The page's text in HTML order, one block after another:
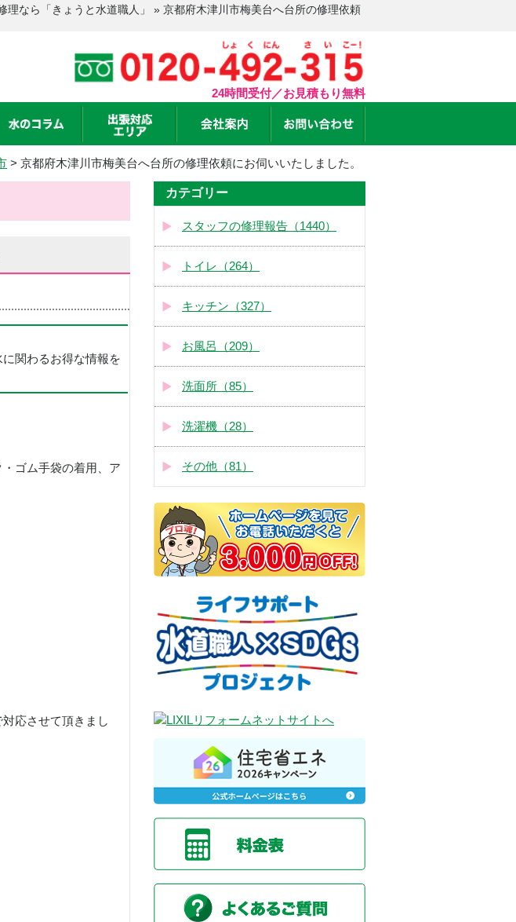
理なら「きょうと水道職人」 » 京都府木津川市梅美台へ台所の修理依頼
24時間受付／お見積もり無料
> 京都府木津川市梅美台へ台所の修理依頼にお伺いいたしました。
関わるお得な情報を
ゴム手袋の着用、ア
応させて頂きまし
カテゴリー
スタッフの修理報告（1440）
トイレ（264）
キッチン（327）
お風呂（209）
洗面所（85）
洗濯機（28）
その他（81）